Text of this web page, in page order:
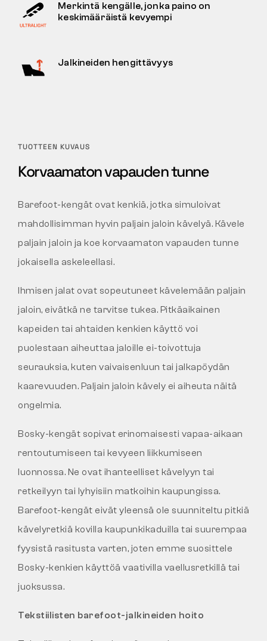
Merkintä kengälle, jonka paino on
keskimääräistä kevyempi
Jalkineiden hengittävyys
TUOTTEEN KUVAUS
Korvaamaton vapauden tunne
Barefoot-kengät ovat kenkiä, jotka simuloivat
mahdollisimman hyvin paljain jaloin kävelyä. Kävele
paljain jaloin ja koe korvaamaton vapauden tunne
jokaisella askeleellasi.
Ihmisen jalat ovat sopeutuneet kävelemään paljain
jaloin, eivätkä ne tarvitse tukea. Pitkäaikainen
kapeiden tai ahtaiden kenkien käyttö voi
puolestaan aiheuttaa jaloille ei-toivottuja
seurauksia, kuten vaivaisenluun tai jalkapöydän
kaarevuuden. Paljain jaloin kävely ei aiheuta näitä
ongelmia.
Bosky-kengät sopivat erinomaisesti vapaa-aikaan
rentoutumiseen tai kevyeen liikkumiseen
luonnossa. Ne ovat ihanteelliset kävelyyn tai
retkeilyyn tai lyhyisiin matkoihin kaupungissa.
Barefoot-kengät eivät yleensä ole suunniteltu pitkiä
kävelyretkiä kovilla kaupunkikaduilla tai suurempaa
fyysistä rasitusta varten, joten emme suosittele
Bosky-kenkien käyttöä vaativilla vaellusretkillä tai
juoksussa.
Tekstiilisten barefoot-jalkineiden hoito